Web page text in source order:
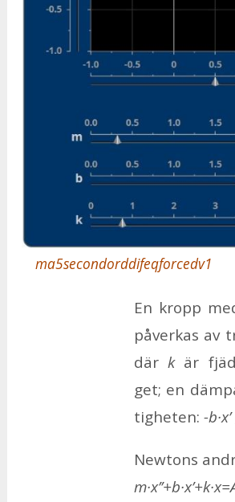
ma5secondorddifeqforcedv1
En kropp
på­ver­kas av
där kär
get; en
tig­he­ten: -b·x’
Newtons